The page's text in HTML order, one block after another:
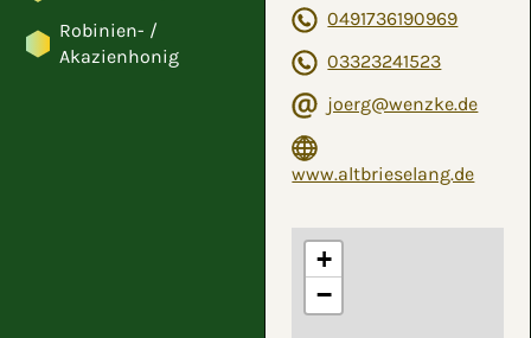
Robinien- /
Akazienhonig
0491736190969
03323241523
joerg@wenzke.de
www.altbrieselang.de
+
−